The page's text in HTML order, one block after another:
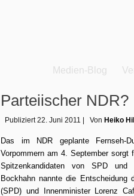
Medien-Blog
Parteiischer NDR?
Publiziert 22. Juni 2011 Von Heiko
Das im NDR geplante Fernseh-
Vorpommern am 4. September
Spitzenkandidaten von SPD und
Bockhahn nannte die Entscheidung
(SPD) und Innenminister Lorenz